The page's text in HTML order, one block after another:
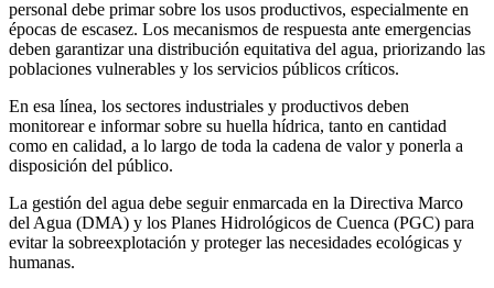
personal debe primar sobre los usos productivos, especialmente en
épocas de escasez. Los mecanismos de respuesta ante emergencias
deben garantizar una distribución equitativa del agua, priorizando las
poblaciones vulnerables y los servicios públicos críticos.
En esa línea, los sectores industriales y productivos deben
monitorear e informar sobre su huella hídrica, tanto en cantidad
como en calidad, a lo largo de toda la cadena de valor y ponerla a
disposición del público.
La gestión del agua debe seguir enmarcada en la Directiva Marco
del Agua (DMA) y los Planes Hidrológicos de Cuenca (PGC) para
evitar la sobreexplotación y proteger las necesidades ecológicas y
humanas.